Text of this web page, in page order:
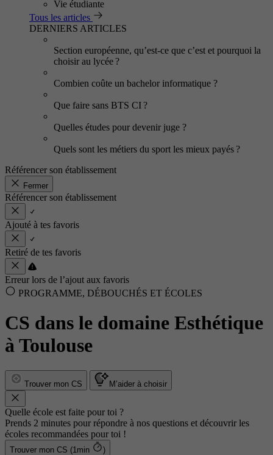
Vie étudiante
Tous les articles
DERNIERS ARTICLES
Section européenne, qu’est-ce que c’est et pourquoi la
choisir au lycée ?
Combien coûte un bachelor informatique ?
Que faire sans BTS CI ?
Quelles études pour devenir juge ?
Quels sont les métiers du sport les mieux payés ?
Référencer son établissement
Fermer
Référencer son établissement
Ajouté à tes favoris
Retiré de tes favoris
Erreur lors de l’ajout aux favoris
PROGRAMME, DÉBOUCHÉS ET ÉCOLES
CS dans le domaine Esthétique
à Toulouse
Trouver mon CS M’aider à choisir
Quelle école est faite pour toi ?
Prends 2 minutes pour répondre à nos questions et découvrir les
écoles recommandées pour toi !
Trouver mon CS (1min )